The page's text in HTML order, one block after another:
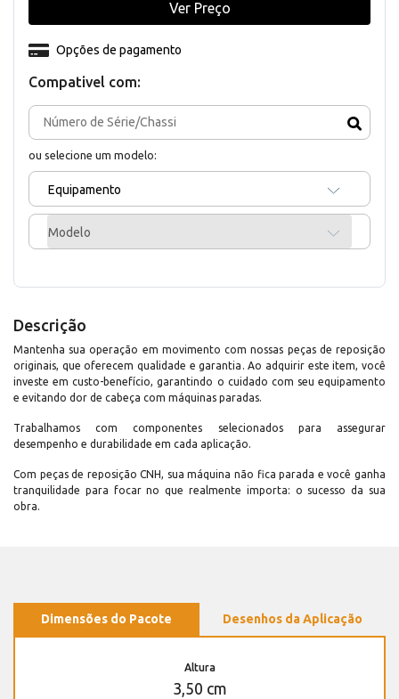
Compativel com:
ou selecione um modelo:
Equipamento
Modelo
Opções de pagamento
Ver Preço
Descrição
Mantenha sua operação em movimento com nossas peças de reposição
originais, que oferecem qualidade e garantia. Ao adquirir este item, você
investe em custo-benefício, garantindo o cuidado com seu equipamento
e evitando dor de cabeça com máquinas paradas.
Trabalhamos com componentes selecionados para assegurar
desempenho e durabilidade em cada aplicação.
Com peças de reposição CNH, sua máquina não fica parada e você ganha
tranquilidade para focar no que realmente importa: o sucesso da sua
obra.
Dimensões do Pacote Desenhos da Aplicação
Altura
3,50 cm